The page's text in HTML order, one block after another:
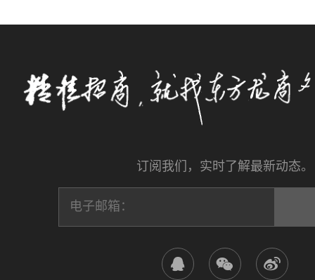
订阅我们，实时了解最新动态。